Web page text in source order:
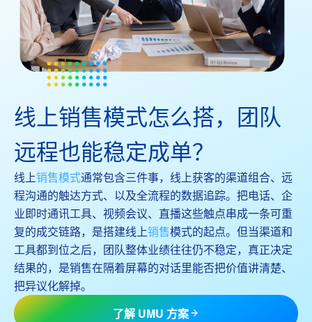
线上销售模式怎么搭，团队
远程也能稳定成单？
线上销售模式通常包含三件事，线上获客的渠道组合、远
程沟通的触达方式、以及全流程的数据追踪。把电话、企
业即时通讯工具、视频会议、直播这些触点串成一条可重
复的成交链路，是搭建线上销售模式的起点。但当渠道和
工具都到位之后，团队整体业绩往往仍不稳定，真正决定
结果的，是销售在隔着屏幕的对话里能否把价值讲清楚、
把异议化解掉。
了解 UMU 方案